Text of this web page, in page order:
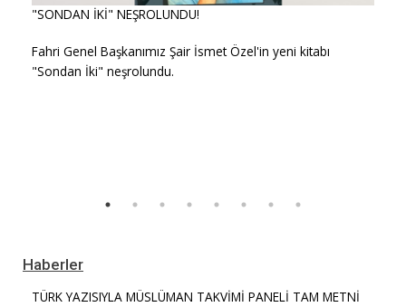
"SONDAN İKİ" NEŞROLUNDU!
Fahri Genel Başkanımız Şair İsmet Özel'in yeni kitabı
"Sondan İki" neşrolundu.
Haberler
TÜRK YAZISIYLA MÜSLÜMAN TAKVİMİ PANELİ TAM METNİ